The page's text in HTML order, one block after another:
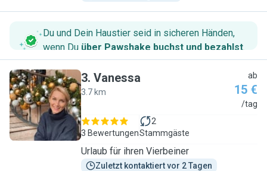
Du und Dein Haustier seid in sicheren Händen,
wenn Du über Pawshake buchst und bezahlst.
V
3. Vanessa
3.7 km
ab
15 €
/tag
3 Bewertungen
2
Stammgäste
Urlaub für ihren Vierbeiner
Zuletzt kontaktiert vor 2 Tagen